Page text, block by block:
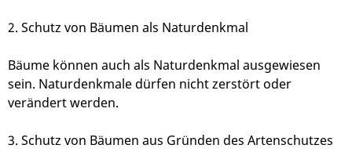
2. Schutz von Bäumen als Naturdenkmal
Bäume können auch als Naturdenkmal ausgewiesen
sein. Naturdenkmale dürfen nicht zerstört oder
verändert werden.
3. Schutz von Bäumen aus Gründen des Artenschutzes